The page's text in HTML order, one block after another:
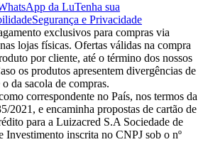
da LuTenha sua
Segurança e Privacidade
exclusivos para compras via
lojas físicas. Ofertas válidas na compra
por cliente, até o término dos nossos
os produtos apresentem divergências de
da sacola de compras.
correspondente no País, nos termos da
2021, e encaminha propostas de cartão de
para a Luizacred S.A Sociedade de
Investimento inscrita no CNPJ sob o nº